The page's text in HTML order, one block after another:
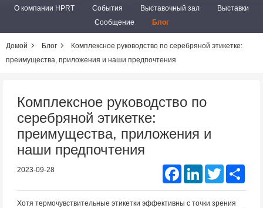
О компании HPRT События Выставочный зал
Выставки
Сообщение
Блог
Домой Блог
Комплексное руководство по серебряной этикетке:
преимущества, приложения и наши предпочтения
Комплексное руководство по
серебряной этикетке:
преимущества, приложения и
наши предпочтения
2023-09-28 FacebookLinkedIn Twitter
Хотя термочувствительные этикетки эффективны с точки зрения